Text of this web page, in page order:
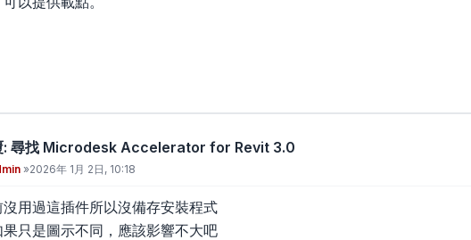
: 尋找 Microdesk Accelerator for Revit 3.0
»2026年 1月 2日, 10:18
沒用過這插件所以沒備存安裝程式
果只是圖示不同，應該影響不大吧